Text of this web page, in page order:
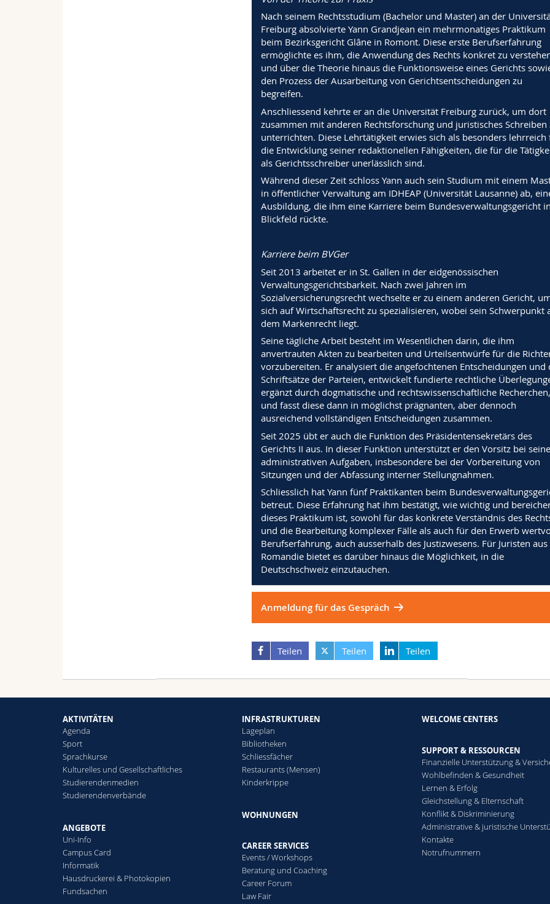
Nach seinem Rechtsstudium (Bachelor und Master) an der
Freiburg absolvierte Yann Grandjean ein mehrmonatiges Praktikum
beim Bezirksgericht Glâne in Romont. Diese erste Berufserfahrung
ermöglichte es ihm, die Anwendung des Rechts konkret zu
und über die Theorie hinaus die Funktionsweise eines Gerichts
den Prozess der Ausarbeitung von Gerichtsentscheidungen zu
begreifen.
Anschliessend kehrte er an die Universität Freiburg zurück, um dort
zusammen mit anderen Rechtsforschung und juristisches Schreiben
unterrichten. Diese Lehrtätigkeit erwies sich als besonders lehrreich
die Entwicklung seiner redaktionellen Fähigkeiten, die für die
als Gerichtsschreiber unerlässlich sind.
Während dieser Zeit schloss Yann auch sein Studium mit einem
in öffentlicher Verwaltung am IDHEAP (Universität Lausanne) ab,
Ausbildung, die ihm eine Karriere beim Bundesverwaltungsgericht
Blickfeld rückte.
Karriere beim BVGer
Seit 2013 arbeitet er in St. Gallen in der eidgenössischen
Verwaltungsgerichtsbarkeit. Nach zwei Jahren im
Sozialversicherungsrecht wechselte er zu einem anderen Gericht,
sich auf Wirtschaftsrecht zu spezialisieren, wobei sein Schwerpunkt
dem Markenrecht liegt.
Seine tägliche Arbeit besteht im Wesentlichen darin, die ihm
anvertrauten Akten zu bearbeiten und Urteilsentwürfe für die
vorzubereiten. Er analysiert die angefochtenen Entscheidungen und
Schriftsätze der Parteien, entwickelt fundierte rechtliche
ergänzt durch dogmatische und rechtswissenschaftliche Recherchen,
und fasst diese dann in möglichst prägnanten, aber dennoch
ausreichend vollständigen Entscheidungen zusammen.
Seit 2025 übt er auch die Funktion des Präsidentensekretärs des
Gerichts II aus. In dieser Funktion unterstützt er den Vorsitz bei
administrativen Aufgaben, insbesondere bei der Vorbereitung von
Sitzungen und der Abfassung interner Stellungnahmen.
Schliesslich hat Yann fünf Praktikanten beim
betreut. Diese Erfahrung hat ihm bestätigt, wie wichtig und
dieses Praktikum ist, sowohl für das konkrete Verständnis des
und die Bearbeitung komplexer Fälle als auch für den Erwerb
Berufserfahrung, auch ausserhalb des Justizwesens. Für Juristen
Romandie bietet es darüber hinaus die Möglichkeit, in die
Deutschschweiz einzutauchen.
Anmeldung für das Gespräch
Teilen Teilen Teilen
AKTIVITÄTEN
Agenda
Sport
Sprachkurse
Kulturelles und Gesellschaftliches
Studierendenmedien
Studierendenverbände
ANGEBOTE
Uni-Info
Campus Card
Informatik
Hausdruckerei & Photokopien
Fundsachen
INFRASTRUKTUREN
Lageplan
Bibliotheken
Schliessfächer
Restaurants (Mensen)
Kinderkrippe
WOHNUNGEN
CAREER SERVICES
Events / Workshops
Beratung und Coaching
Career Forum
Law Fair
WELCOME CENTERS
SUPPORT & RESSOURCEN
Finanzielle Unterstützung &
Wohlbefinden & Gesundheit
Lernen & Erfolg
Gleichstellung & Elternschaft
Konflikt & Diskriminierung
Administrative & juristische
Kontakte
Notrufnummern